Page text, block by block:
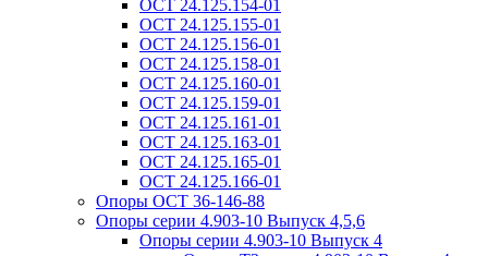
ОСТ 24.125.154-01
ОСТ 24.125.155-01
ОСТ 24.125.156-01
ОСТ 24.125.158-01
ОСТ 24.125.160-01
ОСТ 24.125.159-01
ОСТ 24.125.161-01
ОСТ 24.125.163-01
ОСТ 24.125.165-01
ОСТ 24.125.166-01
Опоры ОСТ 36-146-88
Опоры серии 4.903-10 Выпуск 4,5,6
Опоры серии 4.903-10 Выпуск 4